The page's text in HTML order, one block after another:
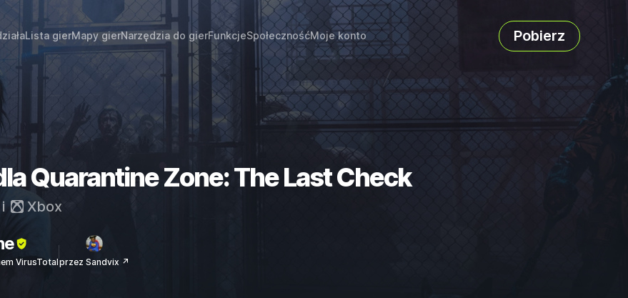
Lista gierMapy gierNarzędzia do gierFunkcjeSpołecznośćMoje konto Pobierz
Quarantine Zone: The Last Check
i Xbox
VirusTotalprzez Sandvix ↗